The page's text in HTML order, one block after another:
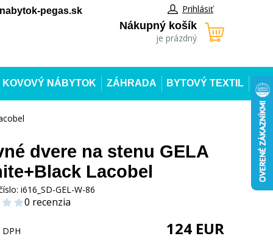
pegas.sk Prihlásiť
Nákupný košík
je prázdný
KOVOVÝ NÁBYTOK ZÁHRADA BYTOVÝ TEXTIL
dvere na stenu GELA
Lacobel
i616_SD-GEL-W-86
0 recenzia
124 EUR